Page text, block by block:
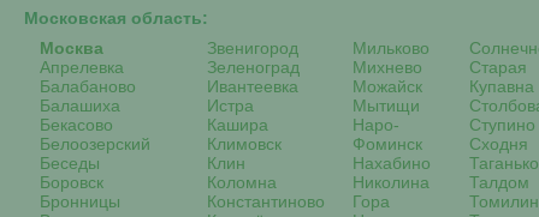
Московская область:
Москва
Апрелевка
Балабаново
Балашиха
Бекасово
Белоозерский
Беседы
Боровск
Бронницы
Звенигород
Зеленоград
Ивантеевка
Истра
Кашира
Климовск
Клин
Коломна
Константиново
Мильково
Михнево
Можайск
Мытищи
Наро-
Фоминск
Нахабино
Николина
Гора
Старая
Купавна
Ступино
Сходня
Талдом